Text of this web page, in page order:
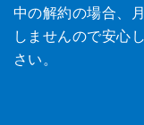
中の解約の場合、
しませんので安心
さい。